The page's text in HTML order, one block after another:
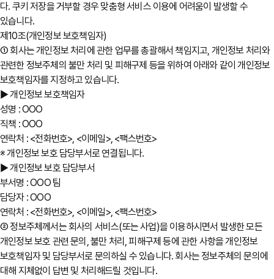
다. 쿠키 저장을 거부할 경우 맞춤형 서비스 이용에 어려움이 발생할 수
있습니다.
제10조(개인정보 보호책임자)
① 회사는 개인정보 처리에 관한 업무를 총괄해서 책임지고, 개인정보 처리와
관련한 정보주체의 불만 처리 및 피해구제 등을 위하여 아래와 같이 개인정보
보호책임자를 지정하고 있습니다.
▶ 개인정보 보호책임자
성명 : OOO
직책 : OOO
연락처 : <전화번호>, <이메일>, <팩스번호>
※ 개인정보 보호 담당부서로 연결됩니다.
▶ 개인정보 보호 담당부서
부서명 : OOO 팀
담당자 : OOO
연락처 : <전화번호>, <이메일>, <팩스번호>
② 정보주체께서는 회사의 서비스(또는 사업)을 이용하시면서 발생한 모든
개인정보 보호 관련 문의, 불만 처리, 피해구제 등에 관한 사항을 개인정보
보호책임자 및 담당부서로 문의하실 수 있습니다. 회사는 정보주체의 문의에
대해 지체없이 답변 및 처리해드릴 것입니다.